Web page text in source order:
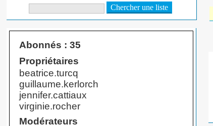
Abonnés : 35
Propriétaires
beatrice.turcq
guillaume.kerlorch
jennifer.cattiaux
virginie.rocher
Modérateurs